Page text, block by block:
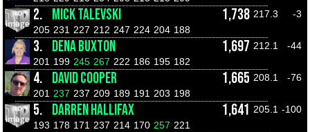
2. MICK TALEVSKI 1,738 217.3
-3
205 231 227 212 247 224 204 188
3. DENA BUXTON 1,697 212.1
-44
201 199 245 267 222 186 195 182
4. DAVID COOPER 1,665 208.1
-76
201 237 237 209 189 191 203 198
5. DARREN HALLIFAX 1,641 205.1 -100
193 178 171 237 214 170 257 221